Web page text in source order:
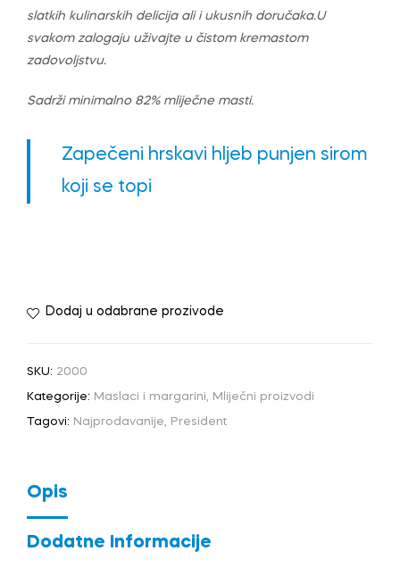
slatkih kulinarskih delicija ali i ukusnih doručaka.U
svakom zalogaju uživajte u čistom kremastom
zadovoljstvu.
Sadrži minimalno 82% mliječne masti.
Zapečeni hrskavi hljeb punjen sirom
koji se topi
Dodaj u odabrane prozivode
SKU: 2000
Kategorije: Maslaci i margarini, Mliječni proizvodi
Tagovi: Najprodavanije, President
Opis
Dodatne Informacije